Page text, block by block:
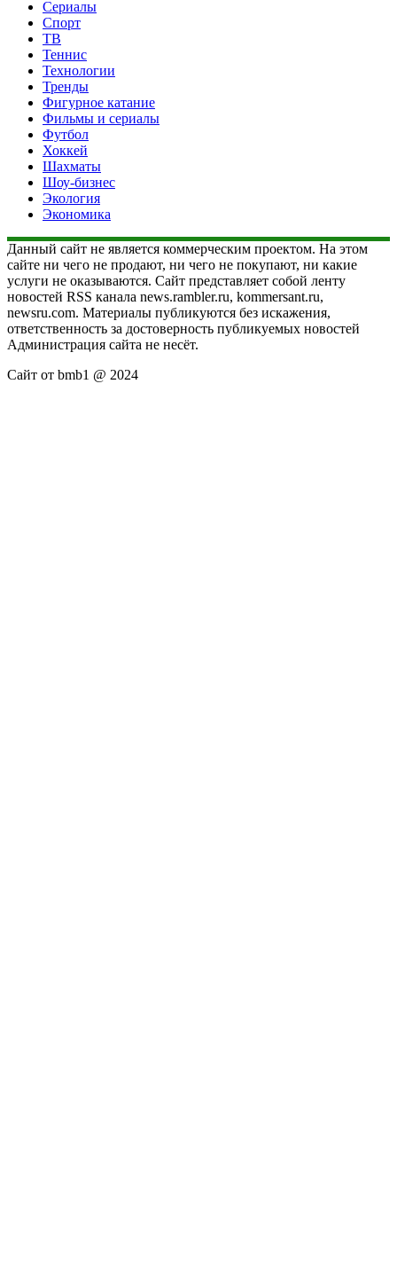
Сериалы
Спорт
ТВ
Теннис
Технологии
Тренды
Фигурное катание
Фильмы и сериалы
Футбол
Хоккей
Шахматы
Шоу-бизнес
Экология
Экономика
Данный сайт не является коммерческим проектом. На этом
сайте ни чего не продают, ни чего не покупают, ни какие
услуги не оказываются. Сайт представляет собой ленту
новостей RSS канала news.rambler.ru, kommersant.ru,
newsru.com. Материалы публикуются без искажения,
ответственность за достоверность публикуемых новостей
Администрация сайта не несёт.
Сайт от bmb1 @ 2024